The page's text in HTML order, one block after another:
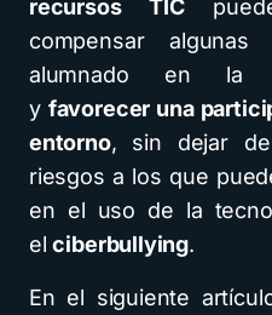
recursos TIC
compensar
alumnado en la
y favorecer una
entorno, sin dejar
riesgos a los que
en el uso de la
elciberbullying.
En el siguiente